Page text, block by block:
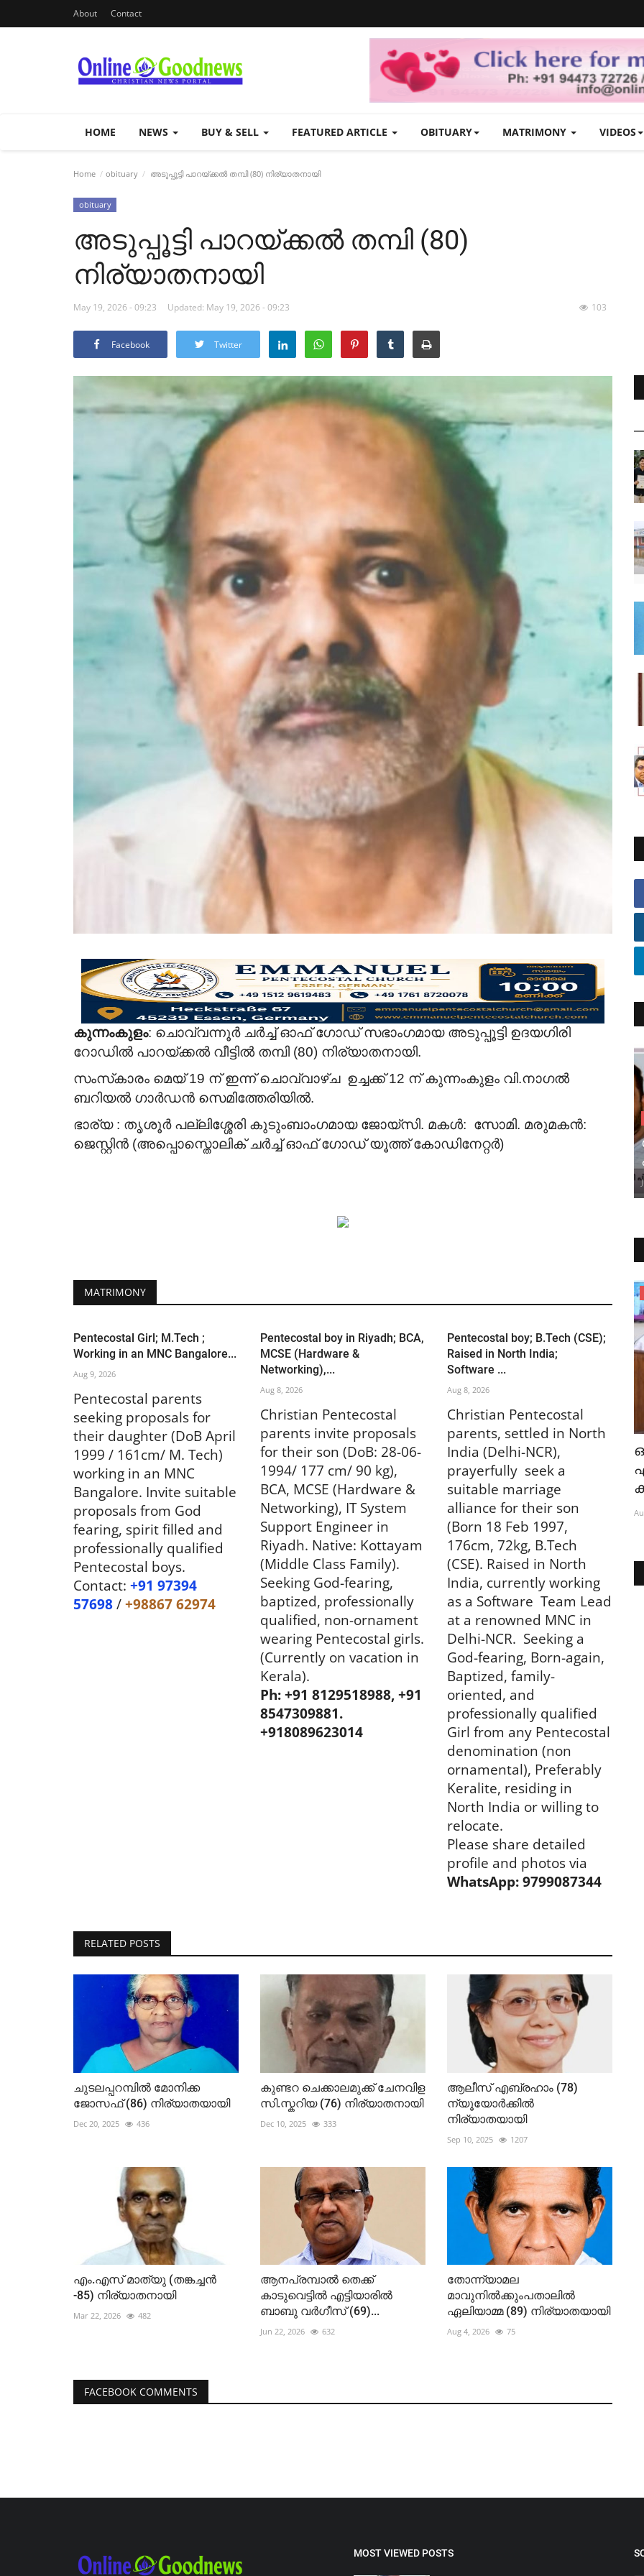
About Contact
HOME NEWS BUY & SELL FEATURED ARTICLE OBITUARY MATRIMONY VIDEOS
Home obituary അടുപ്പൂട്ടി പാറയ്ക്കൽ തമ്പി (80) നിര്യാതനായി
obituary
അടുപ്പൂട്ടി പാറയ്ക്കൽ തമ്പി (80)
നിര്യാതനായി
May 19, 2026 - 09:23 Updated: May 19, 2026 - 09:23 103
Facebook Twitter
കുന്നംകുളം: ചൊവ്വന്നൂർ ചർച്ച് ഓഫ് ഗോഡ് സഭാംഗമായ അടുപ്പൂട്ടി ഉദയഗിരി
റോഡിൽ പാറയ്ക്കൽ വീട്ടിൽ തമ്പി (80) നിര്യാതനായി.
സംസ്‌കാരം മെയ് 19 ന് ഇന്ന് ചൊവ്വാഴ്ച ഉച്ചക്ക് 12 ന് കുന്നംകുളം വി.നാഗൽ
ബറിയൽ ഗാർഡൻ സെമിത്തേരിയിൽ.
ഭാര്യ : തൃശൂർ പല്ലിശ്ശേരി കുടുംബാംഗമായജോയ്‌സി. മകൾ: സോമി. മരുമകൻ:
ജെസ്റ്റിൻ (അപ്പൊസ്തൊലിക് ചർച്ച് ഓഫ് ഗോഡ് യൂത്ത് കോഡിനേറ്റർ)
MATRIMONY
Pentecostal Girl; M.Tech ;
Working in an MNC Bangalore...
Aug 9, 2026
Pentecostal parents
seeking proposals for
their daughter (DoB April
1999 / 161cm/ M. Tech)
working in an MNC
Bangalore. Invite suitable
proposals from God
fearing, spirit filled and
professionally qualified
Pentecostal boys.
Contact: +91 97394
57698 / +98867 62974
Pentecostal boy in Riyadh; BCA,
MCSE (Hardware &
Networking),...
Aug 8, 2026
Christian Pentecostal
parents invite proposals
for their son (DoB: 28-06-
1994/ 177 cm/ 90 kg),
BCA, MCSE (Hardware &
Networking), IT System
Support Engineer in
Riyadh. Native: Kottayam
(Middle Class Family).
Seeking God-fearing,
baptized, professionally
qualified, non-ornament
wearing Pentecostal girls.
(Currently on vacation in
Kerala).
Ph: +91 8129518988, +91
8547309881.
+918089623014
Pentecostal boy; B.Tech (CSE);
Raised in North India;
Software ...
Aug 8, 2026
Christian Pentecostal
parents, settled in North
India (Delhi-NCR),
prayerfully seek a
suitable marriage
alliance for their son
(Born 18 Feb 1997,
176cm, 72kg, B.Tech
(CSE). Raised in North
India, currently working
as a Software Team Lead
at a renowned MNC in
Delhi-NCR. Seeking a
God-fearing, Born-again,
Baptized, family-
oriented, and
professionally qualified
Girl from any Pentecostal
denomination (non
ornamental), Preferably
Keralite, residing in
North India or willing to
relocate.
Please share detailed
profile and photos via
WhatsApp: 9799087344
RELATED POSTS
ചുടലപ്പറമ്പിൽ മോനിക്ക
ജോസഫ് (86) നിര്യാതയായി
Dec 20, 2025 436
കുണ്ടറ ചെക്കാലമുക്ക് ചേനവിള
സി.സ്കറിയ (76) നിര്യാതനായി
Dec 10, 2025 333
ആലീസ് എബ്രഹാം (78)
ന്യൂയോർക്കിൽ
നിര്യാതയായി
Sep 10, 2025 1207
എം.എസ് മാത്യു (തങ്കച്ചൻ
-85) നിര്യാതനായി
Mar 22, 2026 482
ആനപ്രമ്പാൽ തെക്ക്
കാടുവെട്ടിൽ എട്ടിയാരിൽ
ബാബു വർഗീസ് (69)...
Jun 22, 2026 632
തോന്ന്യാമല
മാവുനിൽക്കുംപതാലിൽ
ഏലിയാമ്മ (89) നിര്യാതയായി
Aug 4, 2026 75
FACEBOOK COMMENTS
US & Canada
ഹിൽവ്യൂ ചർച്ച് ഓഫ് ഗോഡിന്റെ
കൺവെൻഷൻ നാളെ ആഗസ്റ്റ് 1 ന്
Jul 31, 2026 831
Pentecostal Girl; M.Tech ; Working in an
MNC Bangalore...
MOST VIEWED POSTS